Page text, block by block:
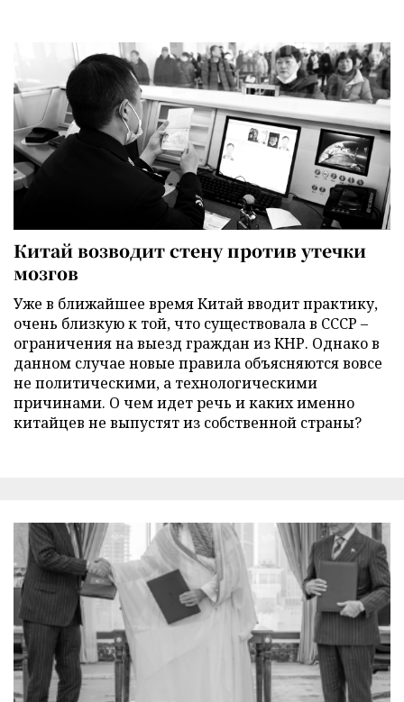
Китай возводит стену против утечки
мозгов
Уже в ближайшее время Китай вводит практику,
очень близкую к той, что существовала в СССР –
ограничения на выезд граждан из КНР. Однако в
данном случае новые правила объясняются вовсе
не политическими, а технологическими
причинами. О чем идет речь и каких именно
китайцев не выпустят из собственной страны?